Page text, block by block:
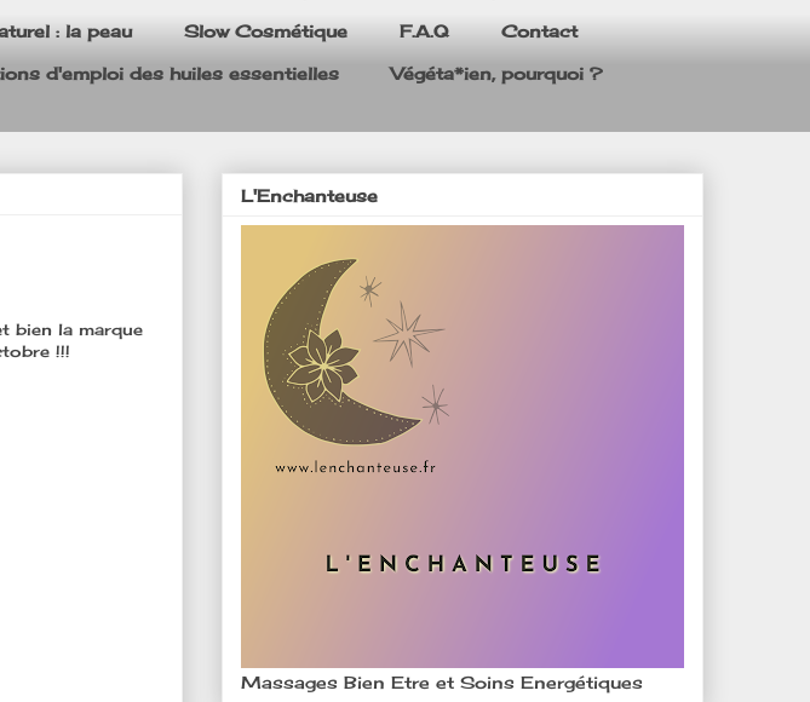
: la peau Slow Cosmétique F.A.Q Contact
d'emploi des huiles essentielles Végéta*ien, pourquoi ?
bien la marque
!!!
L'Enchanteuse
Massages Bien Etre et Soins Energétiques